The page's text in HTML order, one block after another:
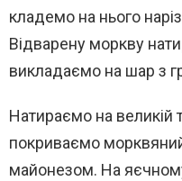
кладемо на нього
Відварену моркву
викладаємо на шар з
Натираємо на великій
покриваємо
майонезом. На